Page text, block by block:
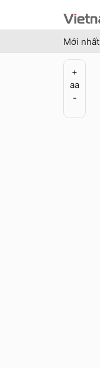
Mới nhất
+
aa
-